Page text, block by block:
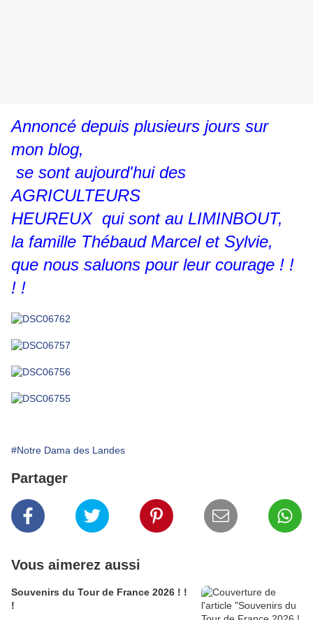
Annoncé depuis plusieurs jours sur
mon blog,
se sont aujourd'hui des
AGRICULTEURS
HEUREUX qui sont au LIMINBOUT,
la famille Thébaud Marcel et Sylvie,
que nous saluons pour leur courage ! !
! !
#Notre Dama des Landes
Partager
Vous aimerez aussi
Souvenirs du Tour de France 2026 ! !
!